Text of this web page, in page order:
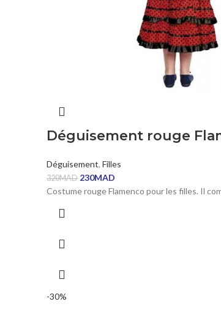
Déguisement rouge
Déguisement, Filles
320MAD 230MAD
Costume rouge Flamenco pour les filles. Il
-30%